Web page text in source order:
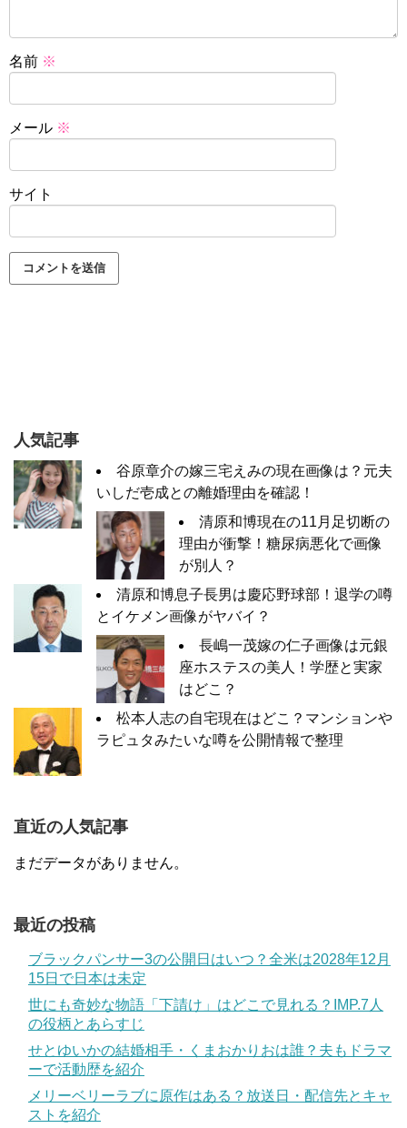
名前 ※
メール ※
サイト
人気記事
谷原章介の嫁三宅えみの現在画像は？元夫
いしだ壱成との離婚理由を確認！
清原和博現在の11月足切断の
理由が衝撃！糖尿病悪化で画像
が別人？
清原和博息子長男は慶応野球部！退学の噂
とイケメン画像がヤバイ？
長嶋一茂嫁の仁子画像は元銀
座ホステスの美人！学歴と実家
はどこ？
松本人志の自宅現在はどこ？マンションや
ラピュタみたいな噂を公開情報で整理
直近の人気記事
まだデータがありません。
最近の投稿
ブラックパンサー3の公開日はいつ？全米は2028年12月
15日で日本は未定
世にも奇妙な物語「下請け」はどこで見れる？IMP.7人
の役柄とあらすじ
せとゆいかの結婚相手・くまおかりおは誰？夫もドラマ
ーで活動歴を紹介
メリーベリーラブに原作はある？放送日・配信先とキャ
ストを紹介